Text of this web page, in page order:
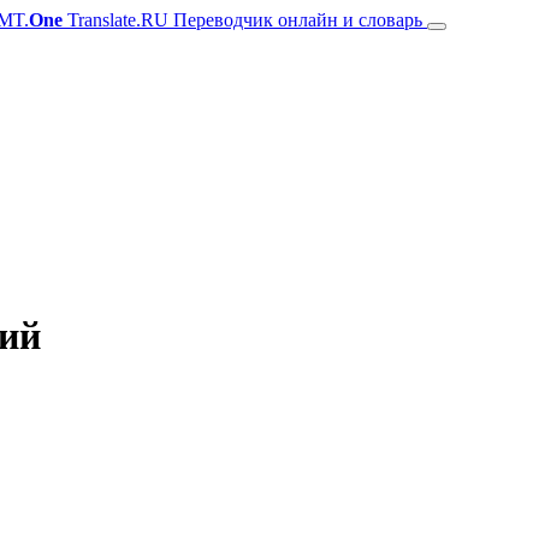
One Translate.RU Переводчик онлайн и словарь